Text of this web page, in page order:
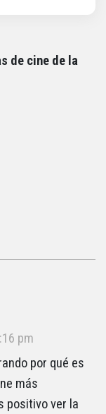
de cine de la
pm
por qué es
más
positivo ver la